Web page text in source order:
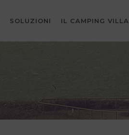
SOLUZIONI IL CAMPING